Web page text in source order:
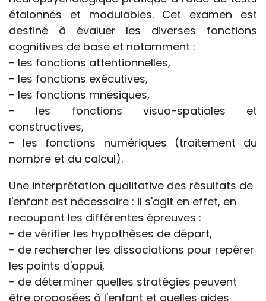
étalonnés et modulables. Cet examen est
destiné à évaluer les diverses fonctions
cognitives de base et notamment :
- les fonctions attentionnelles,
- les fonctions exécutives,
- les fonctions mnésiques,
- les fonctions visuo-spatiales et
constructives,
- les fonctions numériques (traitement du
nombre et du calcul).
Une interprétation qualitative des résultats de
l'enfant est nécessaire : il s'agit en effet, en
recoupant les différentes épreuves :
- de vérifier les hypothèses de départ,
- de rechercher les dissociations pour repérer
les points d'appui,
- de déterminer quelles stratégies peuvent
être proposées à l'enfant et quelles aides